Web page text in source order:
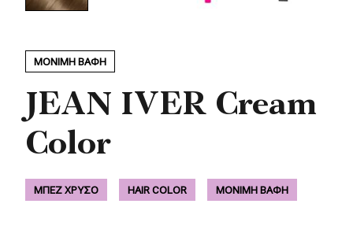
ΜΟΝΙΜΗ ΒΑΦΗ
JEAN IVER Cream
Color
ΜΠΕΖ ΧΡΥΣΟ HAIR COLOR ΜΟΝΙΜΗ ΒΑΦΗ